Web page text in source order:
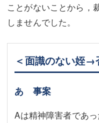
ことがないことから，
しませんでした。
＜面識のない姪→
あ 事案
Aは精神障害者であっ